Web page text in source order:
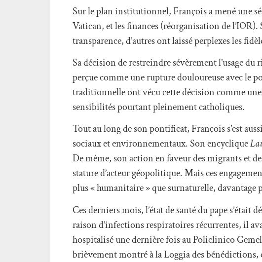
Sur le plan institutionnel, François a mené une
Vatican, et les finances (réorganisation de
transparence, d’autres ont laissé perplexes les
Sa décision de restreindre sévèrement l’usage
perçue comme une rupture douloureuse avec le
traditionnelle ont vécu cette décision comme une
sensibilités pourtant pleinement catholiques.
Tout au long de son pontificat, François s’est
sociaux et environnementaux. Son encyclique
De même, son action en faveur des migrants et
stature d’acteur géopolitique. Mais ces
plus « humanitaire » que surnaturelle, davantage
Ces derniers mois, l’état de santé du pape
raison d’infections respiratoires récurrentes, il
hospitalisé une dernière fois au Policlinico
brièvement montré à la Loggia des